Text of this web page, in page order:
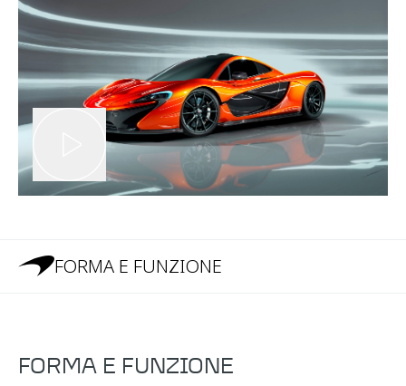
FORMA E FUNZIONE
FORMA E FUNZIONE